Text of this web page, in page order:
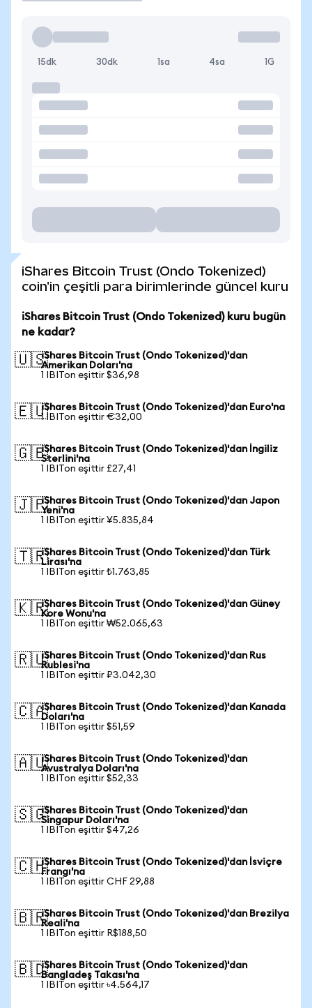
15dk 30dk 1sa 4sa 1G
iShares Bitcoin Trust (Ondo Tokenized)
coin'in çeşitli para birimlerinde güncel kuru
iShares Bitcoin Trust (Ondo Tokenized) kuru bugün
ne kadar?
🇺🇸iShares Bitcoin Trust (Ondo Tokenized)'dan
Amerikan Doları'na
1 IBITon eşittir $36,98
🇪🇺iShares Bitcoin Trust (Ondo Tokenized)'dan Euro'na
1 IBITon eşittir €32,00
🇬🇧iShares Bitcoin Trust (Ondo Tokenized)'dan İngiliz
Sterlini'na
1 IBITon eşittir £27,41
🇯🇵iShares Bitcoin Trust (Ondo Tokenized)'dan Japon
Yeni'na
1 IBITon eşittir ¥5.835,84
🇹🇷iShares Bitcoin Trust (Ondo Tokenized)'dan Türk
Lirası'na
1 IBITon eşittir ₺1.763,85
🇰🇷iShares Bitcoin Trust (Ondo Tokenized)'dan Güney
Kore Wonu'na
1 IBITon eşittir ₩52.065,63
🇷🇺iShares Bitcoin Trust (Ondo Tokenized)'dan Rus
Rublesi'na
1 IBITon eşittir ₽3.042,30
🇨🇦iShares Bitcoin Trust (Ondo Tokenized)'dan Kanada
Doları'na
1 IBITon eşittir $51,59
🇦🇺iShares Bitcoin Trust (Ondo Tokenized)'dan
Avustralya Doları'na
1 IBITon eşittir $52,33
🇸🇬iShares Bitcoin Trust (Ondo Tokenized)'dan
Singapur Doları'na
1 IBITon eşittir $47,26
🇨🇭iShares Bitcoin Trust (Ondo Tokenized)'dan İsviçre
Frangı'na
1 IBITon eşittir CHF 29,88
🇧🇷iShares Bitcoin Trust (Ondo Tokenized)'dan Brezilya
Reali'na
1 IBITon eşittir R$188,50
🇧🇩iShares Bitcoin Trust (Ondo Tokenized)'dan
Bangladeş Takası'na
1 IBITon eşittir ৳4.564,17